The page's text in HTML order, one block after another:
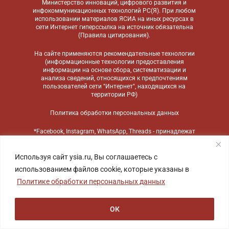
Используя сайт ysia.ru, Вы соглашаетесь с
использованием файлов cookie, которые указаны в
Политике обработки персональных данных
ОК
Министерство инноваций, цифрового развития и
инфокоммуникационных технологий РС(Я). При любом
использовании материалов ЯСИА на иных ресурсах в
сети Интернет гиперссылка на источник обязательна
(Правила цитирования).
На сайте применяются рекомендательные технологии
(информационные технологии предоставления
информации на основе сбора, систематизации и
анализа сведений, относящихся к предпочтениям
пользователей сети "Интернет", находящихся на
территории РФ)
Политика обработки персональных данных
*Facebook, Instagram, WhatsApp, Threads - принадлежат